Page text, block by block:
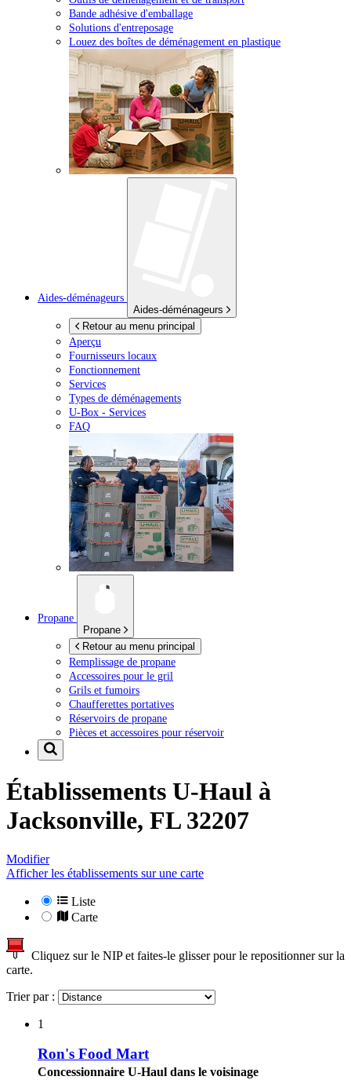
Bande adhésive d'emballage
Solutions d'entreposage
Louez des boîtes de déménagement en plastique
Aides-déménageurs
Aides-déménageurs
Retour au menu principal
Aperçu
Fournisseurs locaux
Fonctionnement
Services
Types de déménagements
U-Box - Services
FAQ
Propane
Propane
Retour au menu principal
Remplissage de propane
Accessoires pour le gril
Grils et fumoirs
Chaufferettes portatives
Réservoirs de propane
Pièces et accessoires pour réservoir
Établissements U-Haul à
Jacksonville, FL 32207
Modifier
Afficher les établissements sur une carte
Liste
Carte
Cliquez sur le NIP et faites-le glisser pour le repositionner sur la
carte.
Trier par :
1
Ron's Food Mart
Concessionnaire U-Haul dans le voisinage